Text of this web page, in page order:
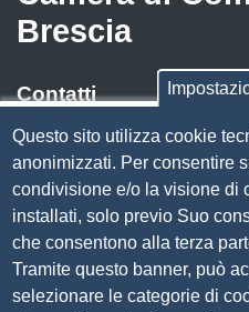
Brescia
Contatti
Via Luigi Einaudi, 23, 25121
Tel. 030 37251
PEC
P.IVA 00859790172
C.F. 80013870177
Contatti
Questo sito utilizza cookie
anonimizzati. Per consentire
condivisione e/o la visione di
installati, solo previo Suo
che consentono alla terza
Tramite questo banner, può
selezionare le categorie di